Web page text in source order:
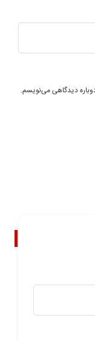
دیدگاهی می‌نویسم.